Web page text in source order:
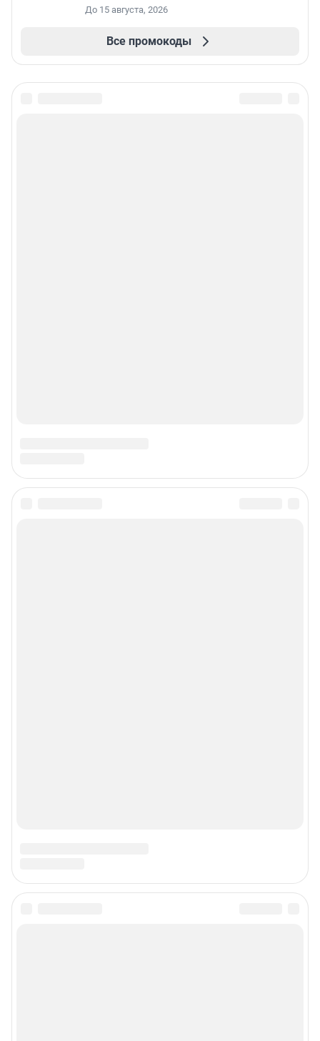
До 15 августа, 2026
Все промокоды